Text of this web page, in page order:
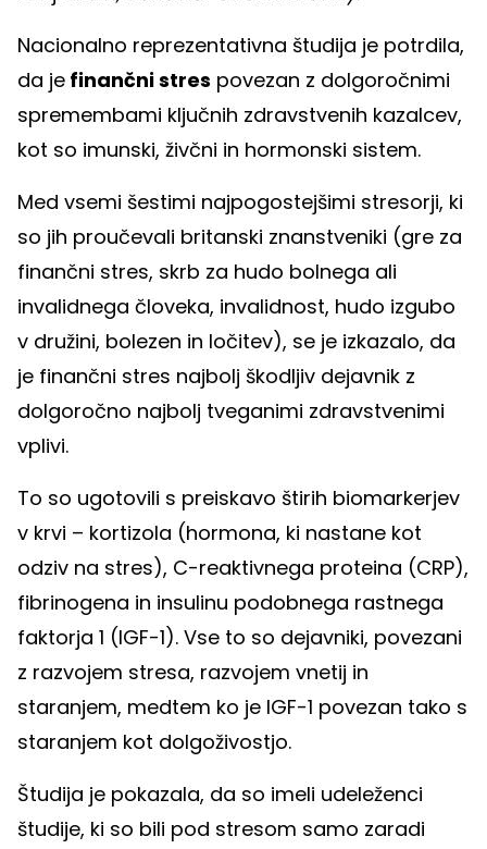
Nacionalno reprezentativna študija je potrdila,
da je finančni stres povezan z dolgoročnimi
spremembami ključnih zdravstvenih kazalcev,
kot so imunski, živčni in hormonski sistem.
Med vsemi šestimi najpogostejšimi stresorji, ki
so jih proučevali britanski znanstveniki (gre za
finančni stres, skrb za hudo bolnega ali
invalidnega človeka, invalidnost, hudo izgubo
v družini, bolezen in ločitev), se je izkazalo, da
je finančni stres najbolj škodljiv dejavnik z
dolgoročno najbolj tveganimi zdravstvenimi
vplivi.
To so ugotovili s preiskavo štirih biomarkerjev
v krvi – kortizola (hormona, ki nastane kot
odziv na stres), C-reaktivnega proteina (CRP),
fibrinogena in insulinu podobnega rastnega
faktorja 1 (IGF-1). Vse to so dejavniki, povezani
z razvojem stresa, razvojem vnetij in
staranjem, medtem ko je IGF-1 povezan tako s
staranjem kot dolgoživostjo.
Študija je pokazala, da so imeli udeleženci
študije, ki so bili pod stresom samo zaradi